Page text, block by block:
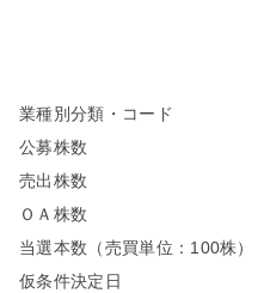
業種別分類・コード
公募株数
売出株数
ＯＡ株数
当選本数（売買単位：100株）
仮条件決定日